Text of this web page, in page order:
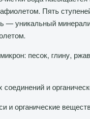
Пять
— уникальный
песок, глину,
и
и органические